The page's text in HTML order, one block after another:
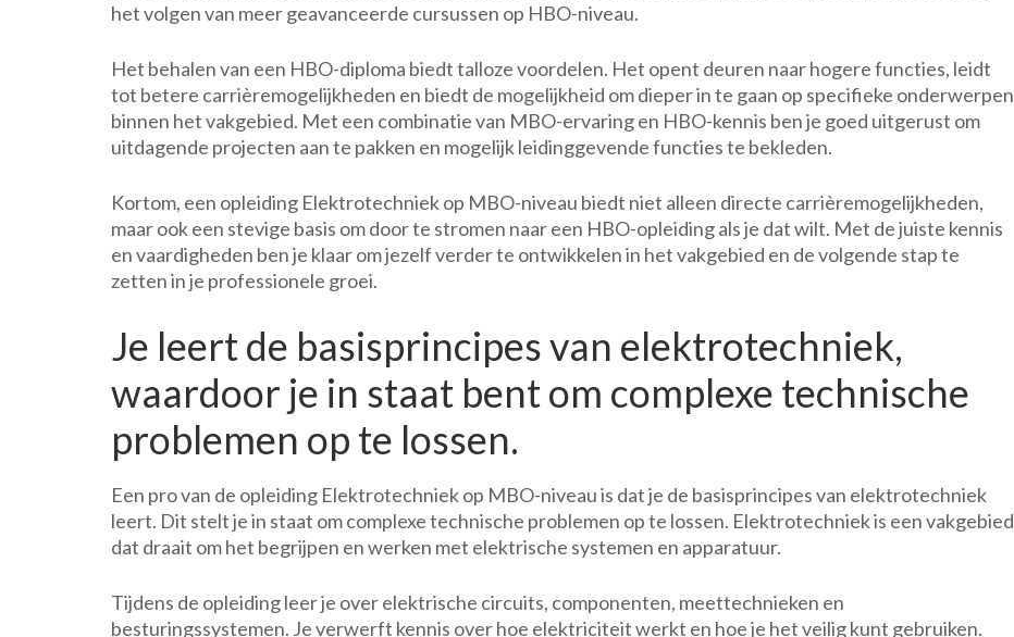
het volgen van meer geavanceerde cursussen op HBO-niveau.
Het behalen van een HBO-diploma biedt talloze voordelen. Het opent deuren naar hogere functies, leidt
tot betere carrièremogelijkheden en biedt de mogelijkheid om dieper in te gaan op specifieke onderwerpen
binnen het vakgebied. Met een combinatie van MBO-ervaring en HBO-kennis ben je goed uitgerust om
uitdagende projecten aan te pakken en mogelijk leidinggevende functies te bekleden.
Kortom, een opleiding Elektrotechniek op MBO-niveau biedt niet alleen directe carrièremogelijkheden,
maar ook een stevige basis om door te stromen naar een HBO-opleiding als je dat wilt. Met de juiste kennis
en vaardigheden ben je klaar om jezelf verder te ontwikkelen in het vakgebied en de volgende stap te
zetten in je professionele groei.
Je leert de basisprincipes van elektrotechniek,
waardoor je in staat bent om complexe technische
problemen op te lossen.
Een pro van de opleiding Elektrotechniek op MBO-niveau is dat je de basisprincipes van elektrotechniek
leert. Dit stelt je in staat om complexe technische problemen op te lossen. Elektrotechniek is een vakgebied
dat draait om het begrijpen en werken met elektrische systemen en apparatuur.
Tijdens de opleiding leer je over elektrische circuits, componenten, meettechnieken en
besturingssystemen. Je verwerft kennis over hoe elektriciteit werkt en hoe je het veilig kunt gebruiken.